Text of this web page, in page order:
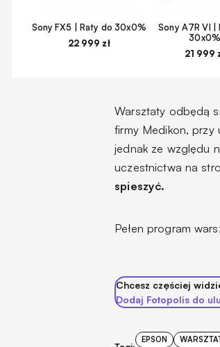
Sony FX5 | Raty do 30x0%
22 999 zł
Sony A7R VI |
30x0%
21 999
Warsztaty odbędą
firmy Medikon, przy
jednak ze względu
uczestnictwa na
spieszyć.
Pełen program
Chcesz częściej
Dodaj Fotopolis do
EPSON